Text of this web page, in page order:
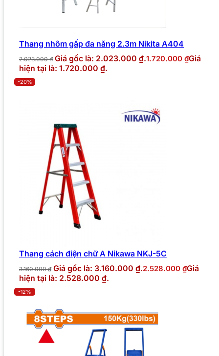
Thang nhôm gấp đa năng 2.3m Nikita A404
2.023.000₫ Giá gốc là: 2.023.000 ₫.1.720.000 ₫Giá
hiện tại là: 1.720.000 ₫.
-20%
Thang cách điện chữ A Nikawa NKJ-5C
3.160.000₫ Giá gốc là: 3.160.000 ₫.2.528.000 ₫Giá
hiện tại là: 2.528.000 ₫.
-12%